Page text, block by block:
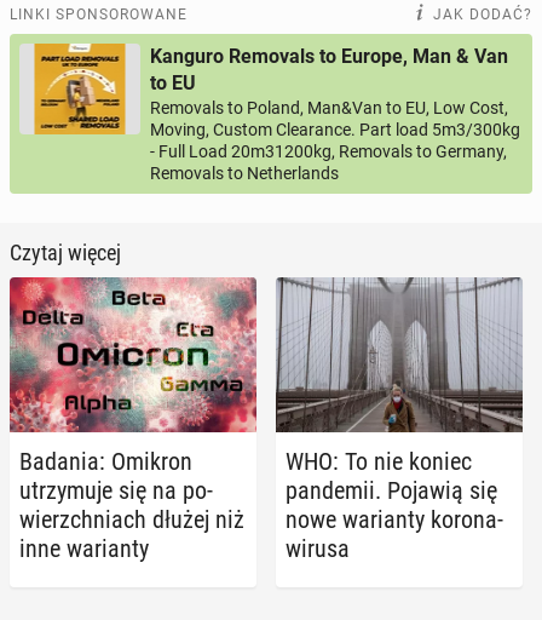
LINKI SPONSOROWANE JAK DODAĆ?
Kanguro Removals to Europe, Man & Van
to EU
Removals to Poland, Man&Van to EU, Low Cost,
Moving, Custom Clearance. Part load 5m3/300kg
- Full Load 20m31200kg, Removals to Germany,
Removals to Netherlands
Czytaj więcej
Badania: Omikron
utrzy­mu­je się na po­
wierzch­niach dłużej niż
inne wa­rian­ty
WHO: To nie koniec
pan­de­mii. Pojawią się
nowe wa­rian­ty ko­ro­na­
wi­ru­sa